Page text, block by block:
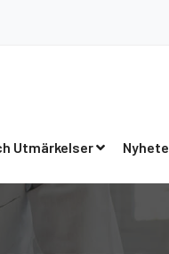
Utmärkelser